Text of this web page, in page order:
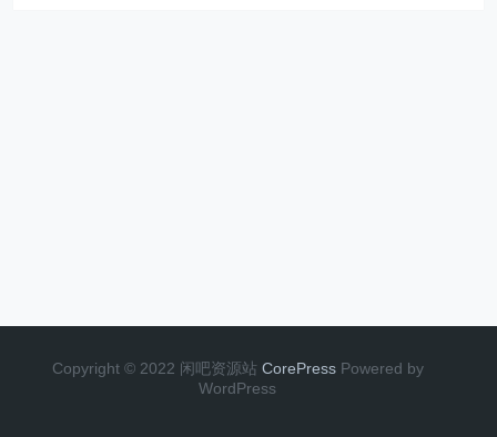
Copyright © 2022 闲吧资源站 CorePress Powered by
WordPress